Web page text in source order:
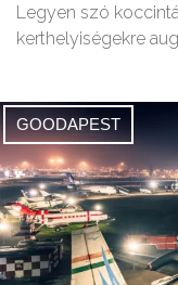
Legyen szó
kerthelyiségekre
GOODAPEST